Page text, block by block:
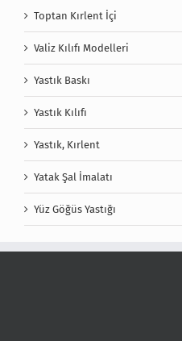
Toptan Kırlent İçi
Valiz Kılıfı Modelleri
Yastık Baskı
Yastık Kılıfı
Yastık, Kırlent
Yatak Şal İmalatı
Yüz Göğüs Yastığı